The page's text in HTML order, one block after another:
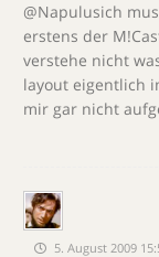
@Napulusich
erstens der
verstehe nicht
layout eigentlich
mir gar nicht
5. August 2009